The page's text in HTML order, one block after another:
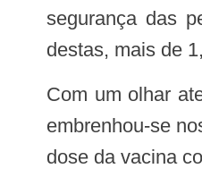
segurança das
destas, mais de
Com um olhar atento, entendendo o papel social das instituições como promotoras de cidadania, a equipe técnica da Sesacre
embrenhou-se
dose da vacina